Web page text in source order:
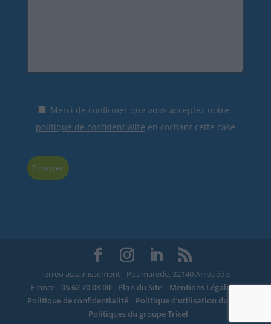
Merci de confirmer que vous acceptez notre
politique de confidentialité en cochant cette case
Terreo assainissement– Poumarède, 32140 Arrouède,
France -05 62 70 08 00 Plan du Site
Mentions Légales
Politique de confidentialité
Politique d’utilisation du site
Politiques du groupe Tricel